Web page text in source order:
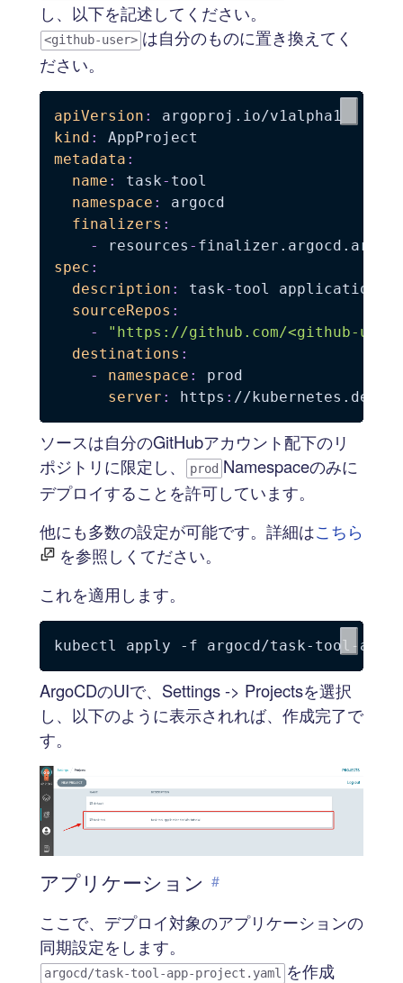
し、以下を記述してください。
<github-user> は自分のものに置き換えてく
ださい。
apiVersion :
kind :
metadata :
name : task- tool
namespace :
argocd
finalizers :
-
resources -
spec :
description : task- tool application
sourceRepos :
-
"https://github.com/<github-
destinations :
-
namespace :
prod
server : https :
ソースは自分のGitHubアカウント配下のリ
ポジトリに限定し、
prod Namespaceのみに
デプロイすることを許可しています。
他にも多数の設定が可能です。詳細はこちら
を参照しくてださい。
これを適用します。
kubectl apply -f
ArgoCDのUIで、Settings -> Projectsを選択
し、以下のように表示されれば、作成完了で
す。
アプリケーション #
ここで、デプロイ対象のアプリケーションの
同期設定をします。
argocd/task-tool-app-project.yaml
を作成